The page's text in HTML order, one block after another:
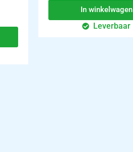
In winkelwagen
Leverbaar